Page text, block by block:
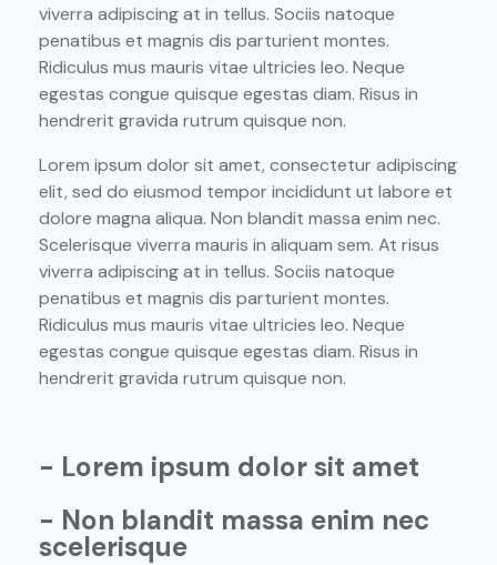
viverra adipiscing at in tellus. Sociis natoque
penatibus et magnis dis parturient montes.
Ridiculus mus mauris vitae ultricies leo. Neque
egestas congue quisque egestas diam. Risus in
hendrerit gravida rutrum quisque non.
Lorem ipsum dolor sit amet, consectetur adipiscing
elit, sed do eiusmod tempor incididunt ut labore et
dolore magna aliqua. Non blandit massa enim nec.
Scelerisque viverra mauris in aliquam sem. At risus
viverra adipiscing at in tellus. Sociis natoque
penatibus et magnis dis parturient montes.
Ridiculus mus mauris vitae ultricies leo. Neque
egestas congue quisque egestas diam. Risus in
hendrerit gravida rutrum quisque non.
- Lorem ipsum dolor sit amet
- Non blandit massa enim nec
scelerisque